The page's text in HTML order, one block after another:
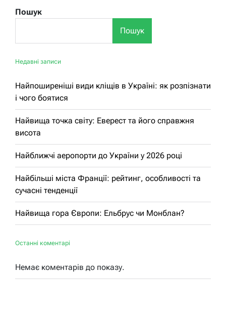
Пошук
Пошук
Недавні записи
Найпоширеніші види кліщів в Україні: як розпізнати
і чого боятися
Найвища точка світу: Еверест та його справжня
висота
Найближчі аеропорти до України у 2026 році
Найбільші міста Франції: рейтинг, особливості та
сучасні тенденції
Найвища гора Європи: Ельбрус чи Монблан?
Останні коментарі
Немає коментарів до показу.